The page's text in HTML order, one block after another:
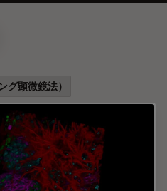
グ顕微鏡法）